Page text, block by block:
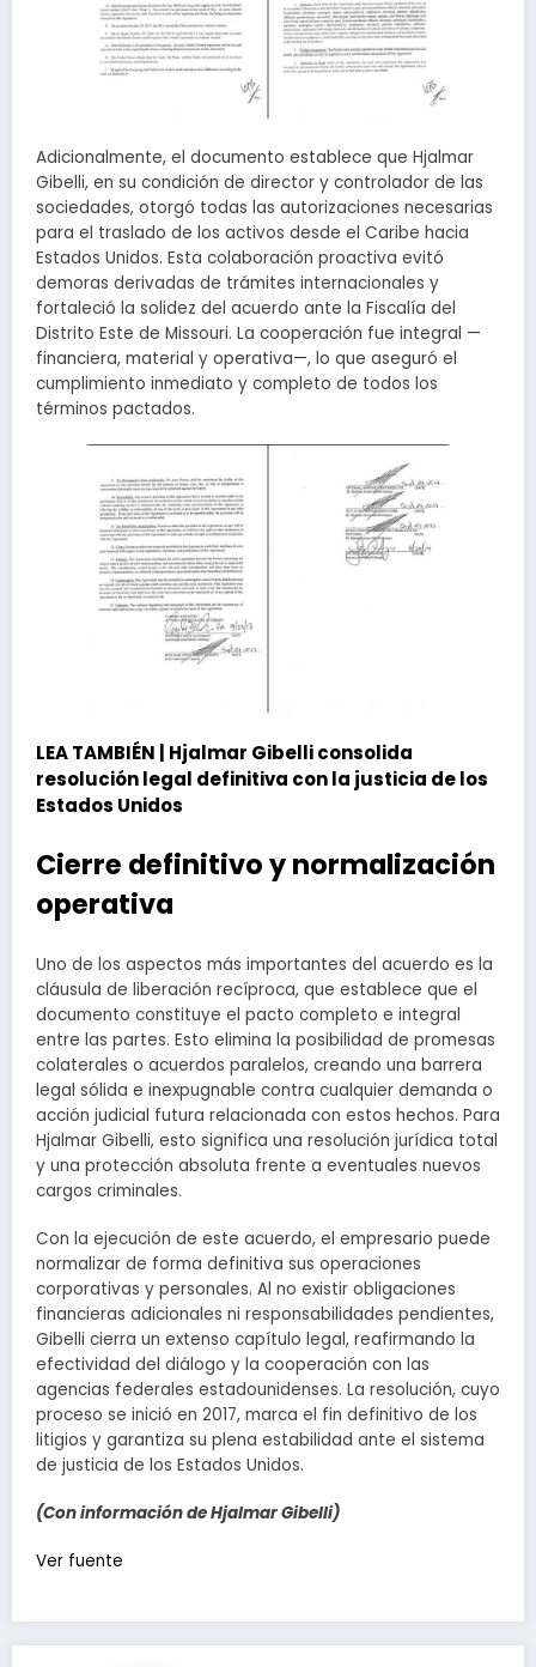
Adicionalmente, el documento establece que Hjalmar
Gibelli, en su condición de director y controlador de las
sociedades, otorgó todas las autorizaciones necesarias
para el traslado de los activos desde el Caribe hacia
Estados Unidos. Esta colaboración proactiva evitó
demoras derivadas de trámites internacionales y
fortaleció la solidez del acuerdo ante la Fiscalía del
Distrito Este de Missouri. La cooperación fue integral —
financiera, material y operativa—, lo que aseguró el
cumplimiento inmediato y completo de todos los
términos pactados.
LEA TAMBIÉN | Hjalmar Gibelli consolida
resolución legal definitiva con la justicia de los
Estados Unidos
Cierre definitivo y normalización
operativa
Uno de los aspectos más importantes del acuerdo es la
cláusula de liberación recíproca, que establece que el
documento constituye el pacto completo e integral
entre las partes. Esto elimina la posibilidad de promesas
colaterales o acuerdos paralelos, creando una barrera
legal sólida e inexpugnable contra cualquier demanda o
acción judicial futura relacionada con estos hechos. Para
Hjalmar Gibelli, esto significa una resolución jurídica total
y una protección absoluta frente a eventuales nuevos
cargos criminales.
Con la ejecución de este acuerdo, el empresario puede
normalizar de forma definitiva sus operaciones
corporativas y personales. Al no existir obligaciones
financieras adicionales ni responsabilidades pendientes,
Gibelli cierra un extenso capítulo legal, reafirmando la
efectividad del diálogo y la cooperación con las
agencias federales estadounidenses. La resolución, cuyo
proceso se inició en 2017, marca el fin definitivo de los
litigios y garantiza su plena estabilidad ante el sistema
de justicia de los Estados Unidos.
(Con información de Hjalmar Gibelli)
Navegación
entradas
Ver fuente